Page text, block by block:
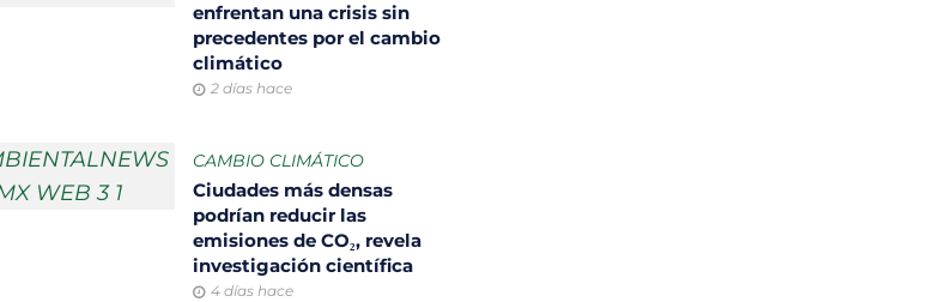
enfrentan una crisis sin
precedentes por el cambio
climático
2 días hace
CAMBIO CLIMÁTICO
Ciudades más densas
podrían reducir las
emisiones de CO₂, revela
investigación científica
4 días hace